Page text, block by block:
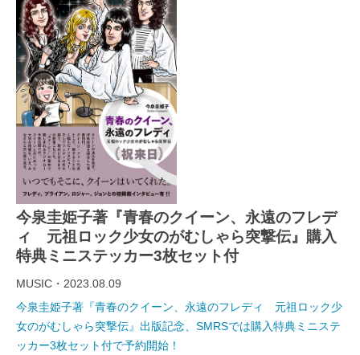
今泉圭姫子著『青春のクイーン、永遠のフレデ
ィ 元祖ロック少女のがむしゃら突撃伝』購入
特典ミニステッカー3枚セット付
MUSIC・2023.08.09
今泉圭姫子著『青春のクイーン、永遠のフレディ 元祖ロック少
女のがむしゃら突撃伝』出版記念、SMRSでは購入特典ミニステ
ッカー3枚セット付で予約開始！